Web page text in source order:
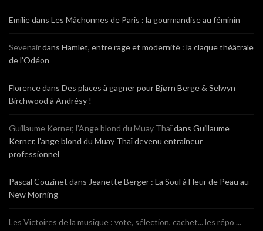
Emiliedans Les Mâchonnes de Paris : la gourmandise au féminin
Sevenairdans Hamlet, entre rage et modernité : la claque théâtrale
de l’Odéon
Florencedans Des places à gagner pour Bjørn Berge & Selwyn
Birchwood à Andrésy !
Guillaume Kerner, l’Ange blond du Muay Thaïdans Guillaume
Kerner, l’ange blond du Muay Thaï devenu entraineur
professionnel
Pascal Couzinet dans Jeanette Berger : La Soul à Fleur de Peau au
New Morning
Les Victoires de la musique : vote, sélection, cachet... les répo ...